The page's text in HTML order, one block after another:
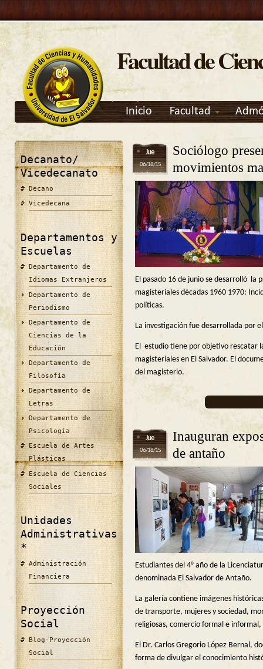
Facultad de
Inicio Facultad
Decanato/
Vicedecanato
Decano
Vicedecana
Departamentos y
Escuelas
Departamento de
Idiomas Extranjeros
Departamento de
Periodismo
Departamento de
Ciencias de la
Educación
Departamento de
Filosofía
Departamento de
Letras
Departamento de
Psicología
Escuela de Artes
Plásticas
Escuela de Ciencias
Sociales
Unidades
Administrativas
*
Administración
Financiera
Proyección
Social
Blog-Proyección
Social
Jue
06/18/15
Sociólogo
movimientos
El pasado 16 de junio se desarrolló la
magisteriales décadas 1960 1970:
políticas.
La investigación fue desarrollada por
El estudio tiene por objetivo rescatar
magisteriales en El Salvador. El
del magisterio.
Jue
06/18/15
Inauguran
de antaño
Estudiantes del 4° año de la
denominada El Salvador de Antaño.
La galería contiene imágenes
de transporte, mujeres y sociedad,
religiosas, comercio formal e
El Dr. Carlos Gregorio López Bernal,
forma de divulgar el conocimiento